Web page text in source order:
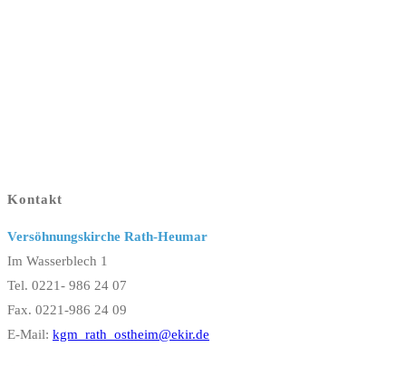
Kontakt
Versöhnungskirche Rath-Heumar
Im Wasserblech 1
Tel. 0221- 986 24 07
Fax. 0221-986 24 09
E-Mail: kgm_rath_ostheim@ekir.de